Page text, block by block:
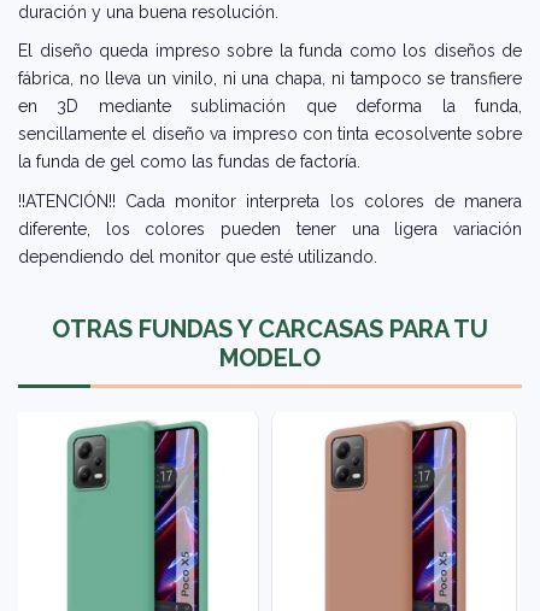
duración y una buena resolución.
El diseño queda impreso sobre la funda como los diseños de
fábrica, no lleva un vinilo, ni una chapa, ni tampoco se transfiere
en 3D mediante sublimación que deforma la funda,
sencillamente el diseño va impreso con tinta ecosolvente sobre
la funda de gel como las fundas de factoría.
!!ATENCIÓN!! Cada monitor interpreta los colores de manera
diferente, los colores pueden tener una ligera variación
dependiendo del monitor que esté utilizando.
OTRAS FUNDAS Y CARCASAS PARA TU
MODELO